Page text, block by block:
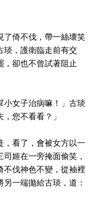
了倚不伐，帶一絲壞笑
琰，護衛臨走前有交
，卻也不曾試著阻止
小女子治病嘛！」古琰
您不看看？」
，看了，會被女方以一
姬在一旁掩面偷笑，
不伐神色不變，從袖裡
一端拋給古琰，道：